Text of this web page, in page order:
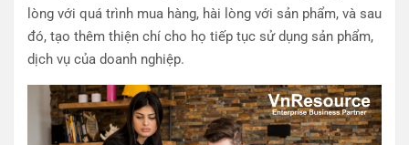
lòng với quá trình mua hàng, hài lòng với sản phẩm, và sau
đó, tạo thêm thiện chí cho họ tiếp tục sử dụng sản phẩm,
dịch vụ của doanh nghiệp.